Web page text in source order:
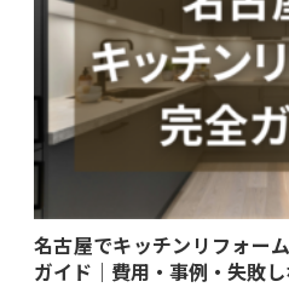
名古屋でキッチンリフォー
ガイド｜費用・事例・失敗